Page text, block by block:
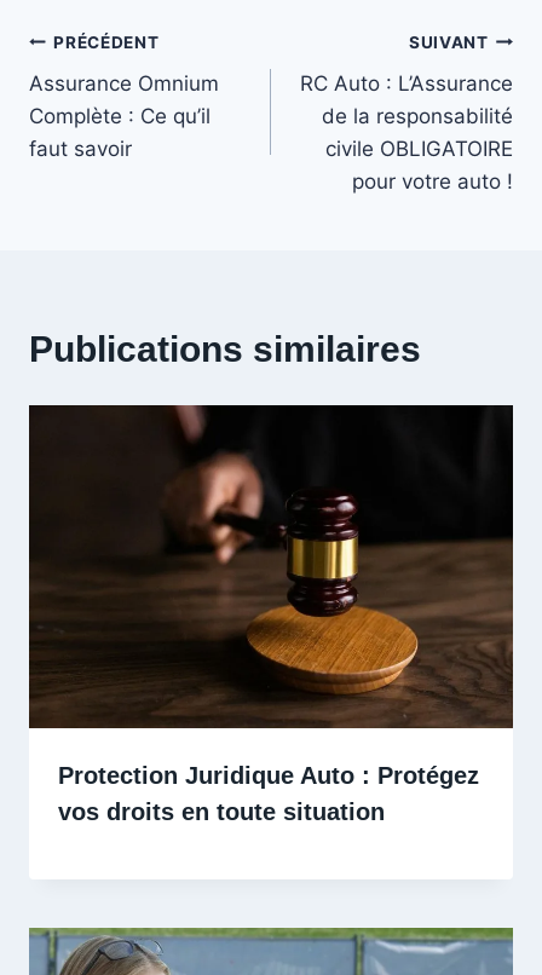
Navigation
de
l’article
PRÉCÉDENT
Assurance Omnium
Complète : Ce qu’il
faut savoir
SUIVANT
RC Auto : L’Assurance
de la responsabilité
civile OBLIGATOIRE
pour votre auto !
Publications similaires
Protection Juridique Auto : Protégez
vos droits en toute situation